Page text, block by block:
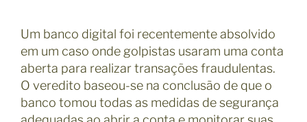
Um banco digital foi recentemente absolvido
em um caso onde golpistas usaram uma conta
aberta para realizar transações fraudulentas.
O veredito baseou-se na conclusão de que o
banco tomou todas as medidas de segurança